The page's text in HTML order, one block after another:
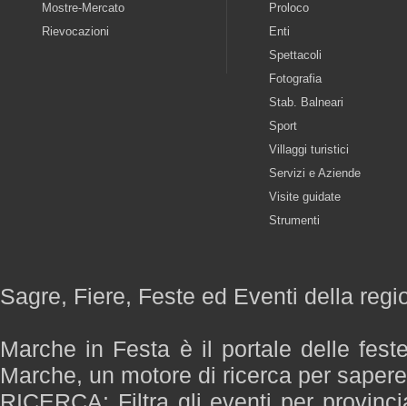
Mostre-Mercato
Rievocazioni
Proloco
Enti
Spettacoli
Fotografia
Stab. Balneari
Sport
Villaggi turistici
Servizi e Aziende
Visite guidate
Strumenti
Sagre, Fiere, Feste ed Eventi della
Marche in Festa è il portale delle
Marche, un motore di ricerca per